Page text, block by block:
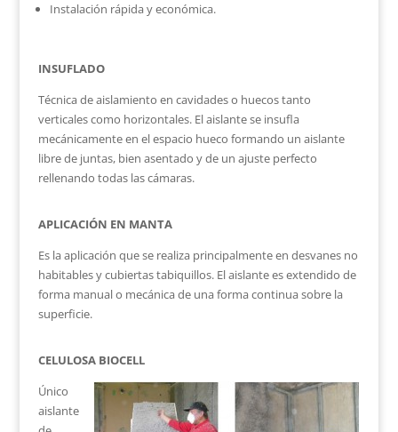
Instalación rápida y económica.
INSUFLADO
Técnica de aislamiento en cavidades o huecos tanto
verticales como horizontales. El aislante se insufla
mecánicamente en el espacio hueco formando un aislante
libre de juntas, bien asentado y de un ajuste perfecto
rellenando todas las cámaras.
APLICACIÓN EN MANTA
Es la aplicación que se realiza principalmente en desvanes no
habitables y cubiertas tabiquillos. El aislante es extendido de
forma manual o mecánica de una forma continua sobre la
superficie.
CELULOSA BIOCELL
Único
aislante